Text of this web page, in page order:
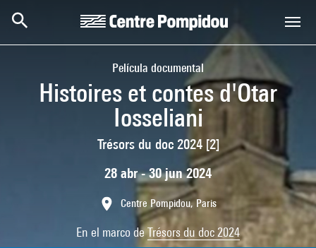
Película documental
Histoires et contes d'Otar
Iosseliani
Trésors du doc 2024 [2]
28 abr - 30 jun 2024
Centre Pompidou, Paris
En el marco deTrésors du doc 2024